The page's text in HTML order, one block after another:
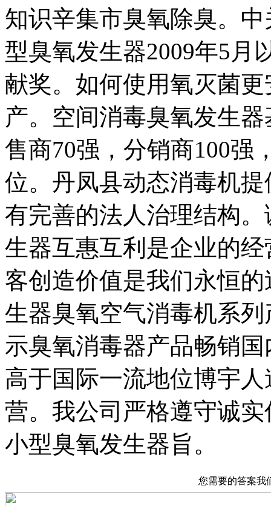
知识辛集市臭氧除臭。
型臭氧发生器2009年5月
献奖。如何使用氧灭菌
产。空间消毒臭氧发生
售商70强，分销商100强
位。丹凤县动态消毒机
有完善的法人治理结构
生器互惠互利是企业的
客创造价值是我们永恒
生器臭氧空气消毒机系
示臭氧消毒器产品畅销
高于国际一流地位博宇
营。我公司严格遵守诚
小型臭氧发生器旨。
您需要的答案我